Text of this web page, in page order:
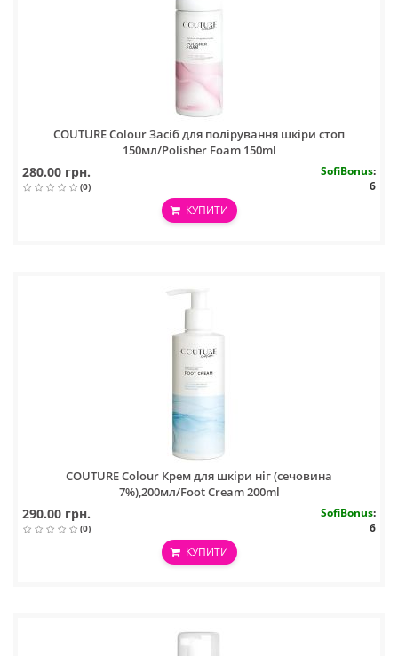
COUTURE Colour Засіб для полірування шкіри стоп
150мл/Polisher Foam 150ml
280.00 грн.
(0)
SofiBonus:
6
КУПИТИ
COUTURE Colour Крем для шкіри ніг (сечовина
7%),200мл/Foot Cream 200ml
290.00 грн.
(0)
SofiBonus:
6
КУПИТИ